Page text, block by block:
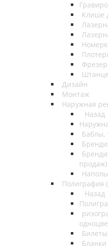
Клише
Дизайн
Монтаж
Наружная
Назад
Баблы,
продаж)
Полиграфия
Назад
Бланки